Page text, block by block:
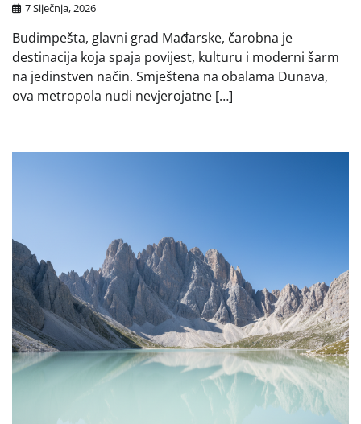
7 Siječnja, 2026
Budimpešta, glavni grad Mađarske, čarobna je
destinacija koja spaja povijest, kulturu i moderni šarm
na jedinstven način. Smještena na obalama Dunava,
ova metropola nudi nevjerojatne […]